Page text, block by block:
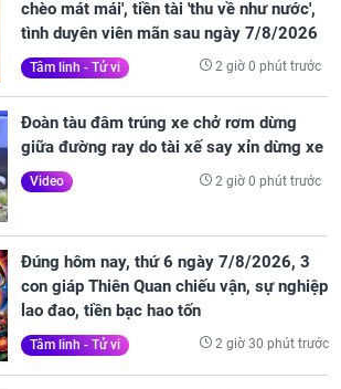
chèo mát mái', tiền tài 'thu về như nước',
tình duyên viên mãn sau ngày 7/8/2026
Tâm linh - Tử vi 2 giờ 0 phút trước
Đoàn tàu đâm trúng xe chở rơm dừng
giữa đường ray do tài xế say xỉn dừng xe
Video 2 giờ 0 phút trước
Đúng hôm nay, thứ 6 ngày 7/8/2026, 3
con giáp Thiên Quan chiếu vận, sự nghiệp
lao đao, tiền bạc hao tốn
Tâm linh - Tử vi 2 giờ 30 phút trước